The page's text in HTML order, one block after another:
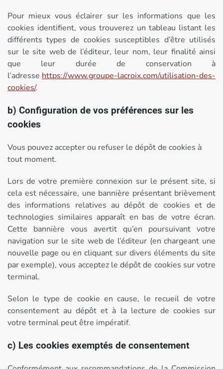
Pour mieux vous éclairer sur les informations que les
cookies identifient, vous trouverez un tableau listant les
différents types de cookies susceptibles d’être utilisés
sur le site web de l’éditeur, leur nom, leur finalité ainsi
que leur durée de conservation à
l’adresse https://www.groupe-lacroix.com/utilisation-des-
cookies/.
b) Configuration de vos préférences sur les
cookies
Vous pouvez accepter ou refuser le dépôt de cookies à
tout moment.
Lors de votre première connexion sur le présent site, si
cela est nécessaire, une bannière présentant brièvement
des informations relatives au dépôt de cookies et de
technologies similaires apparaît en bas de votre écran.
Cette bannière vous avertit qu’en poursuivant votre
navigation sur le site web de l’éditeur (en chargeant une
nouvelle page ou en cliquant sur divers éléments du site
par exemple), vous acceptez le dépôt de cookies sur votre
terminal.
Selon le type de cookie en cause, le recueil de votre
consentement au dépôt et à la lecture de cookies sur
votre terminal peut être impératif.
c) Les cookies exemptés de consentement